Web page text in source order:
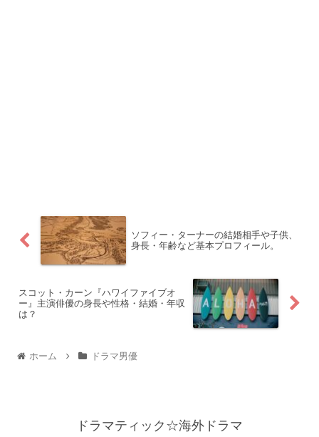
ソフィー・ターナーの結婚相手や子供、
身長・年齢など基本プロフィール。
スコット・カーン『ハワイファイブオ
ー』主演俳優の身長や性格・結婚・年収
は？
ホーム ドラマ男優
ドラマティック☆海外ドラマ